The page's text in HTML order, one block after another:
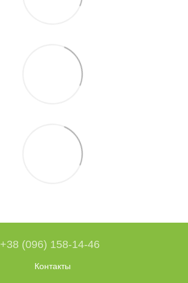
+38 (096) 158-14-46
Контакты